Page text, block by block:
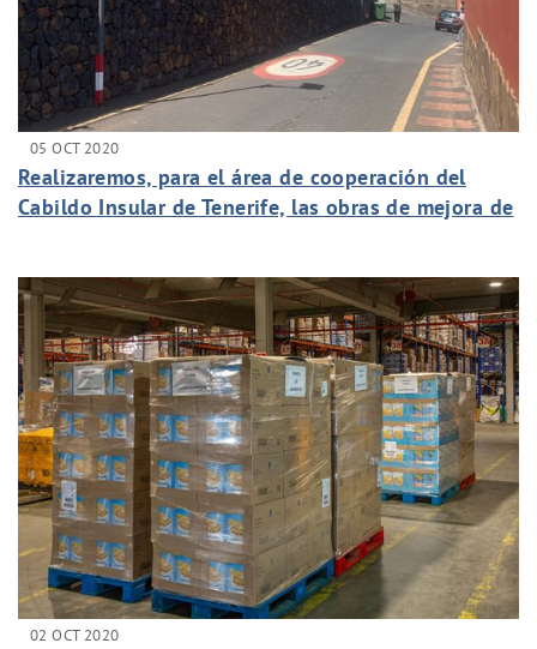
05 OCT 2020
Realizaremos, para el área de cooperación del
Cabildo Insular de Tenerife, las obras de mejora de
02 OCT 2020